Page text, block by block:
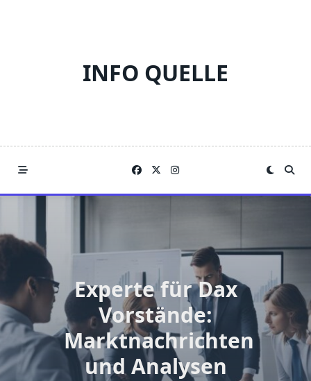
INFO QUELLE
Experte für Dax
Vorstände:
Marktnachrichten
und Analysen